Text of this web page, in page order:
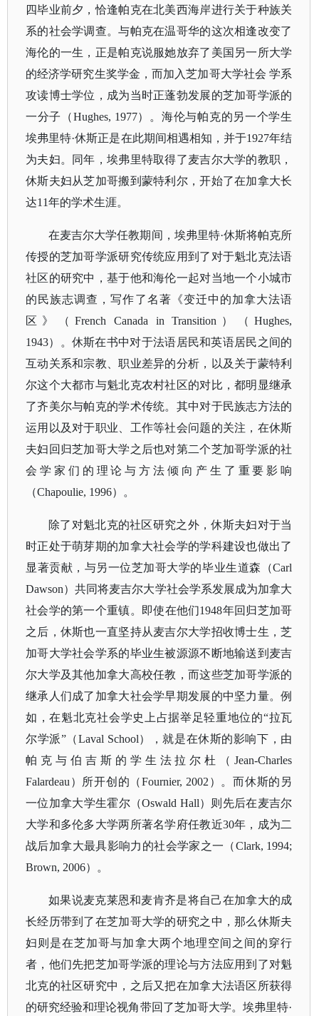
四毕业前夕，恰逢帕克在北美西海岸进行关于种族关
系的社会学调查。与帕克在温哥华的这次相逢改变了
海伦的一生，正是帕克说服她放弃了美国另一所大学
的经济学研究生奖学金，而加入芝加哥大学社会 学系
攻读博士学位，成为当时正蓬勃发展的芝加哥学派的
一分子（Hughes, 1977）。海伦与帕克的另一个学生
埃弗里特·休斯正是在此期间相遇相知，并于1927年结
为夫妇。同年，埃弗里特取得了麦吉尔大学的教职，
休斯夫妇从芝加哥搬到蒙特利尔，开始了在加拿大长
达11年的学术生涯。
在麦吉尔大学任教期间，埃弗里特·休斯将帕克所
传授的芝加哥学派研究传统应用到了对于魁北克法语
社区的研究中，基于他和海伦一起对当地一个小城市
的民族志调查，写作了名著《变迁中的加拿大法语
区》（French Canada in Transition）（Hughes,
1943）。休斯在书中对于法语居民和英语居民之间的
互动关系和宗教、职业差异的分析，以及关于蒙特利
尔这个大都市与魁北克农村社区的对比，都明显继承
了齐美尔与帕克的学术传统。其中对于民族志方法的
运用以及对于职业、工作等社会问题的关注，在休斯
夫妇回归芝加哥大学之后也对第二个芝加哥学派的社
会学家们的理论与方法倾向产生了重要影响
（Chapoulie, 1996）。
除了对魁北克的社区研究之外，休斯夫妇对于当
时正处于萌芽期的加拿大社会学的学科建设也做出了
显著贡献，与另一位芝加哥大学的毕业生道森（Carl
Dawson）共同将麦吉尔大学社会学系发展成为加拿大
社会学的第一个重镇。即使在他们1948年回归芝加哥
之后，休斯也一直坚持从麦吉尔大学招收博士生，芝
加哥大学社会学系的毕业生被源源不断地输送到麦吉
尔大学及其他加拿大高校任教，而这些芝加哥学派的
继承人们成了加拿大社会学早期发展的中坚力量。例
如，在魁北克社会学史上占据举足轻重地位的“拉瓦
尔学派”（Laval School），就是在休斯的影响下，由
帕克与伯吉斯的学生法拉尔杜（Jean-Charles
Falardeau）所开创的（Fournier, 2002）。而休斯的另
一位加拿大学生霍尔（Oswald Hall）则先后在麦吉尔
大学和多伦多大学两所著名学府任教近30年，成为二
战后加拿大最具影响力的社会学家之一（Clark, 1994;
Brown, 2006）。
如果说麦克莱恩和麦肯齐是将自己在加拿大的成
长经历带到了在芝加哥大学的研究之中，那么休斯夫
妇则是在芝加哥与加拿大两个地理空间之间的穿行
者，他们先把芝加哥学派的理论与方法应用到了对魁
北克的社区研究中，之后又把在加拿大法语区所获得
的研究经验和理论视角带回了芝加哥大学。埃弗里特·